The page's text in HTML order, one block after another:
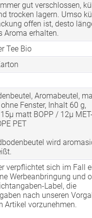
gut verschlossen,
trocken lagern. Umso
offen ist, desto
Aroma erhalten.
Tee Bio
Aromabeutel,
Fenster, Inhalt 60 g,
matt BOPP / 12µ
PET
wird
verpflichtet sich im Fall
Werbeanbringung und
Label, die
nach unseren
Artikel vorzunehmen.